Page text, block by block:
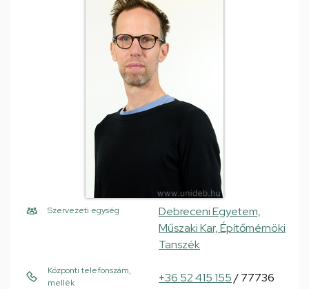
Szervezeti egység
Debreceni Egyetem,
Műszaki Kar, Építőmérnöki
Tanszék
Központi telefonszám,
mellék
+36 52 415 155/ 77736